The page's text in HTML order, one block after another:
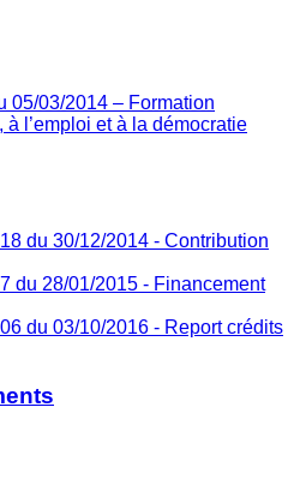
05/03/2014 – Formation
à l’emploi et à la démocratie
du 30/12/2014 - Contribution
du 28/01/2015 - Financement
du 03/10/2016 - Report crédits